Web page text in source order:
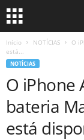
Início NOTÍCIAS
O
está...
NOTÍCIAS
O iPhone
bateria
está